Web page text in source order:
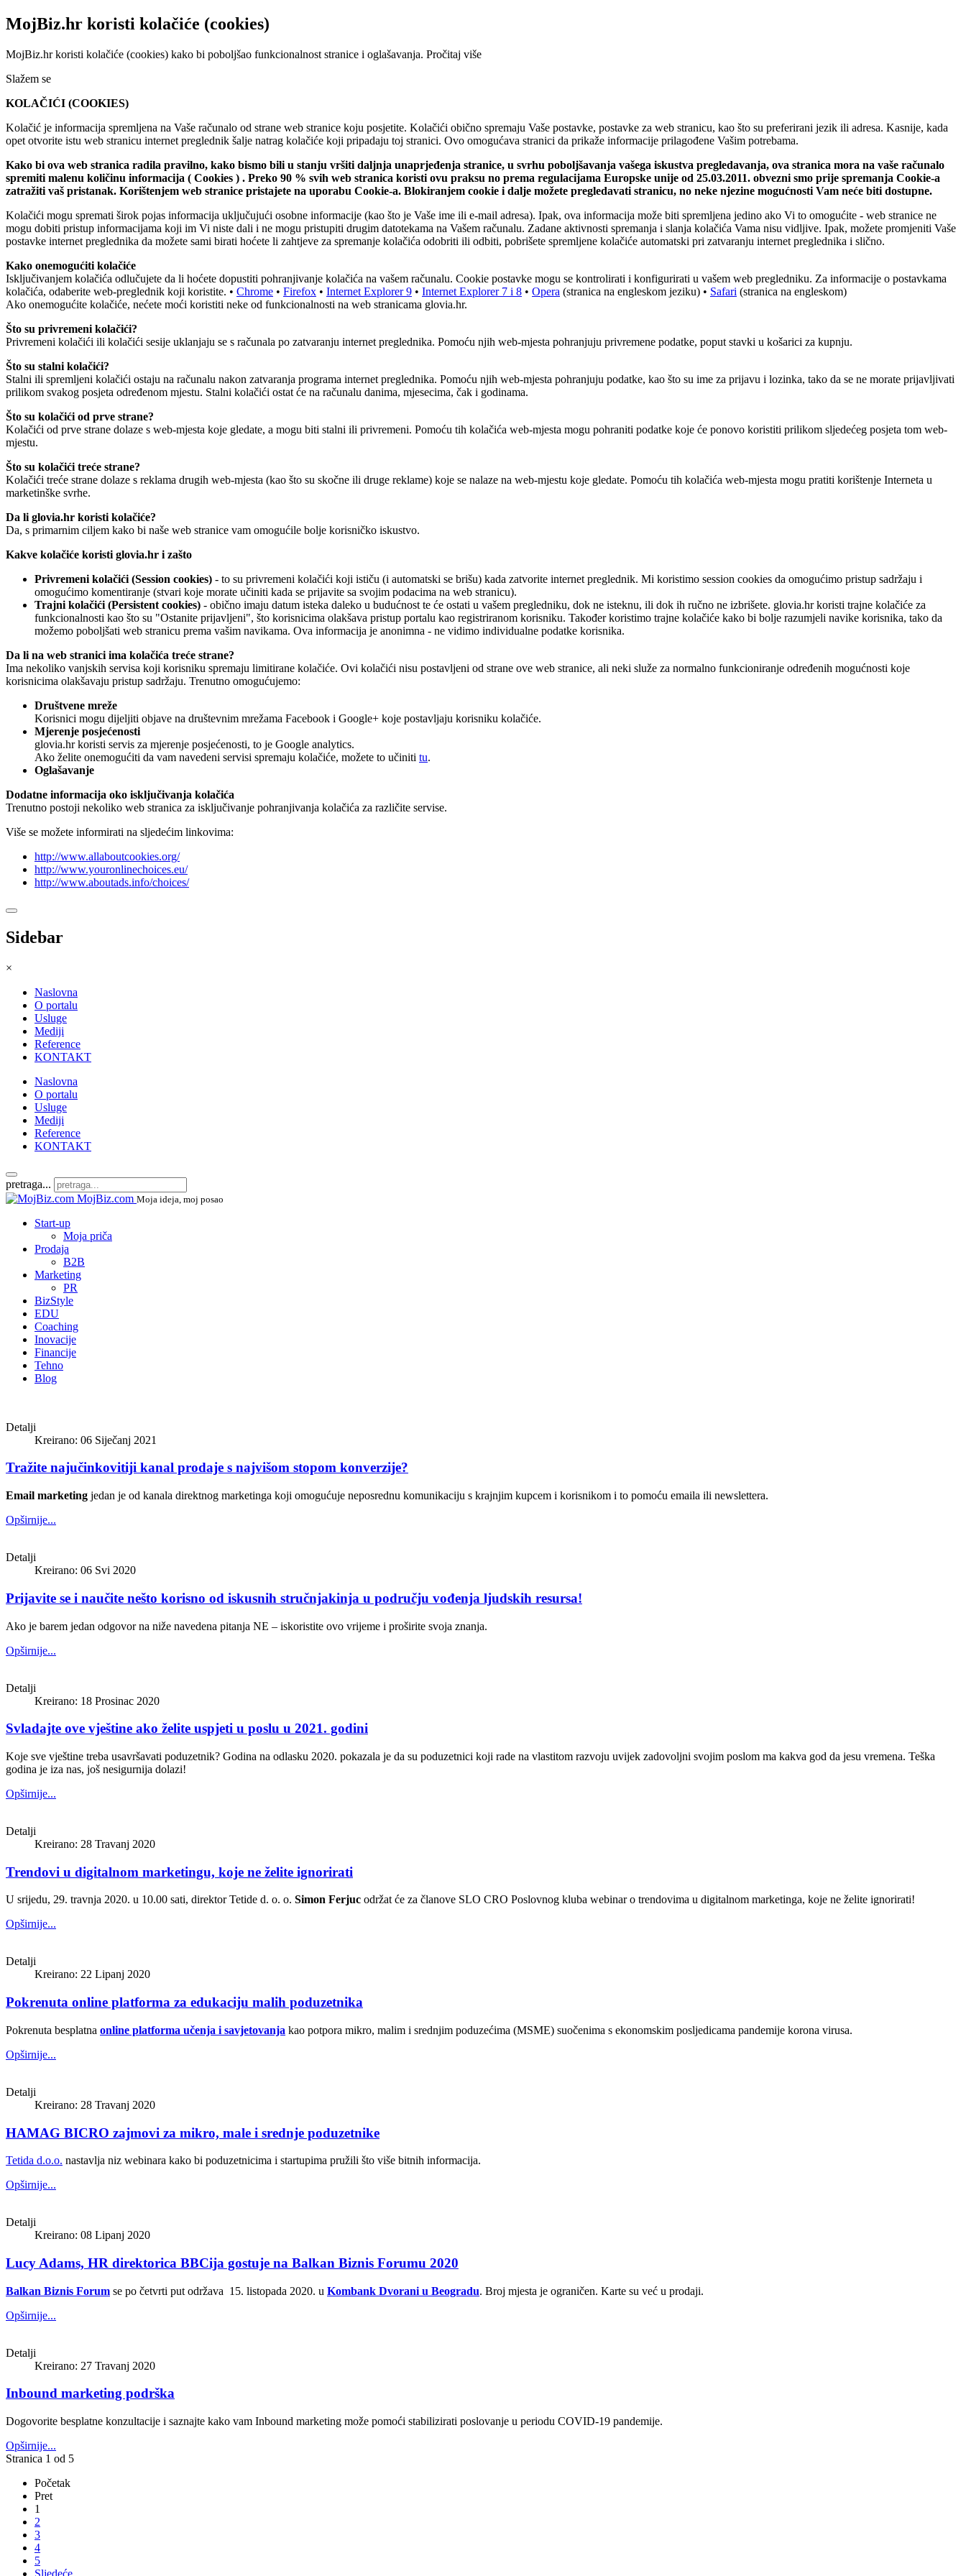
MojBiz.hr koristi kolačiće (cookies)
MojBiz.hr koristi kolačiće (cookies) kako bi poboljšao funkcionalnost stranice i oglašavanja. Pročitaj više
Slažem se
KOLAČIĆI (COOKIES)
Kolačić je informacija spremljena na Vaše računalo od strane web stranice koju posjetite. Kolačići obično spremaju Vaše postavke, postavke za web stranicu, kao što su preferirani jezik ili adresa. Kasnije, kada
opet otvorite istu web stranicu internet preglednik šalje natrag kolačiće koji pripadaju toj stranici. Ovo omogućava stranici da prikaže informacije prilagođene Vašim potrebama.
Kako bi ova web stranica radila pravilno, kako bismo bili u stanju vršiti daljnja unaprjeđenja stranice, u svrhu poboljšavanja vašega iskustva pregledavanja, ova stranica mora na vaše računalo
spremiti malenu količinu informacija ( Cookies ) . Preko 90 % svih web stranica koristi ovu praksu no prema regulacijama Europske unije od 25.03.2011. obvezni smo prije spremanja Cookie-a
zatražiti vaš pristanak. Korištenjem web stranice pristajete na uporabu Cookie-a. Blokiranjem cookie i dalje možete pregledavati stranicu, no neke njezine mogućnosti Vam neće biti dostupne.
Kolačići mogu spremati širok pojas informacija uključujući osobne informacije (kao što je Vaše ime ili e-mail adresa). Ipak, ova informacija može biti spremljena jedino ako Vi to omogućite - web stranice ne
mogu dobiti pristup informacijama koji im Vi niste dali i ne mogu pristupiti drugim datotekama na Vašem računalu. Zadane aktivnosti spremanja i slanja kolačića Vama nisu vidljive. Ipak, možete promjeniti Vaše
postavke internet preglednika da možete sami birati hoćete li zahtjeve za spremanje kolačića odobriti ili odbiti, pobrišete spremljene kolačiće automatski pri zatvaranju internet preglednika i slično.
Kako onemogućiti kolačiće
Isključivanjem kolačića odlučujete da li hoćete dopustiti pohranjivanje kolačića na vašem računalu. Cookie postavke mogu se kontrolirati i konfigurirati u vašem web pregledniku. Za informacije o postavkama
kolačića, odaberite web-preglednik koji koristite. • Chrome • Firefox • Internet Explorer 9 • Internet Explorer 7 i 8 • Opera (stranica na engleskom jeziku) • Safari (stranica na engleskom)
Ako onemogućite kolačiće, nećete moći koristiti neke od funkcionalnosti na web stranicama glovia.hr.
Što su privremeni kolačići?
Privremeni kolačići ili kolačići sesije uklanjaju se s računala po zatvaranju internet preglednika. Pomoću njih web-mjesta pohranjuju privremene podatke, poput stavki u košarici za kupnju.
Što su stalni kolačići?
Stalni ili spremljeni kolačići ostaju na računalu nakon zatvaranja programa internet preglednika. Pomoću njih web-mjesta pohranjuju podatke, kao što su ime za prijavu i lozinka, tako da se ne morate prijavljivati
prilikom svakog posjeta određenom mjestu. Stalni kolačići ostat će na računalu danima, mjesecima, čak i godinama.
Što su kolačići od prve strane?
Kolačići od prve strane dolaze s web-mjesta koje gledate, a mogu biti stalni ili privremeni. Pomoću tih kolačića web-mjesta mogu pohraniti podatke koje će ponovo koristiti prilikom sljedećeg posjeta tom web-
mjestu.
Što su kolačići treće strane?
Kolačići treće strane dolaze s reklama drugih web-mjesta (kao što su skočne ili druge reklame) koje se nalaze na web-mjestu koje gledate. Pomoću tih kolačića web-mjesta mogu pratiti korištenje Interneta u
marketinške svrhe.
Da li glovia.hr koristi kolačiće?
Da, s primarnim ciljem kako bi naše web stranice vam omogućile bolje korisničko iskustvo.
Kakve kolačiće koristi glovia.hr i zašto
Privremeni kolačići (Session cookies) - to su privremeni kolačići koji ističu (i automatski se brišu) kada zatvorite internet preglednik. Mi koristimo session cookies da omogućimo pristup sadržaju i
omogućimo komentiranje (stvari koje morate učiniti kada se prijavite sa svojim podacima na web stranicu).
Trajni kolačići (Persistent cookies) - obično imaju datum isteka daleko u budućnost te će ostati u vašem pregledniku, dok ne isteknu, ili dok ih ručno ne izbrišete. glovia.hr koristi trajne kolačiće za
funkcionalnosti kao što su "Ostanite prijavljeni", što korisnicima olakšava pristup portalu kao registriranom korisniku. Također koristimo trajne kolačiće kako bi bolje razumjeli navike korisnika, tako da
možemo poboljšati web stranicu prema vašim navikama. Ova informacija je anonimna - ne vidimo individualne podatke korisnika.
Da li na web stranici ima kolačića treće strane?
Ima nekoliko vanjskih servisa koji korisniku spremaju limitirane kolačiće. Ovi kolačići nisu postavljeni od strane ove web stranice, ali neki služe za normalno funkcioniranje određenih mogućnosti koje
korisnicima olakšavaju pristup sadržaju. Trenutno omogućujemo:
Društvene mreže
Korisnici mogu dijeljiti objave na društevnim mrežama Facebook i Google+ koje postavljaju korisniku kolačiće.
Mjerenje posjećenosti
glovia.hr koristi servis za mjerenje posjećenosti, to je Google analytics.
Ako želite onemogućiti da vam navedeni servisi spremaju kolačiće, možete to učiniti tu.
Oglašavanje
Dodatne informacija oko isključivanja kolačića
Trenutno postoji nekoliko web stranica za isključivanje pohranjivanja kolačića za različite servise.
Više se možete informirati na sljedećim linkovima:
http://www.allaboutcookies.org/
http://www.youronlinechoices.eu/
http://www.aboutads.info/choices/
Sidebar
×
Naslovna
O portalu
Usluge
Mediji
Reference
KONTAKT
Naslovna
O portalu
Usluge
Mediji
Reference
KONTAKT
pretraga...
MojBiz.com Moja ideja, moj posao
Start-up
Moja priča
Prodaja
B2B
Marketing
PR
BizStyle
EDU
Coaching
Inovacije
Financije
Tehno
Blog
Detalji
Kreirano: 06 Siječanj 2021
Tražite najučinkovitiji kanal prodaje s najvišom stopom konverzije?
Email marketing jedan je od kanala direktnog marketinga koji omogućuje neposrednu komunikaciju s krajnjim kupcem i korisnikom i to pomoću emaila ili newslettera.
Opširnije...
Detalji
Kreirano: 06 Svi 2020
Prijavite se i naučite nešto korisno od iskusnih stručnjakinja u području vođenja ljudskih resursa!
Ako je barem jedan odgovor na niže navedena pitanja NE – iskoristite ovo vrijeme i proširite svoja znanja.
Opširnije...
Detalji
Kreirano: 18 Prosinac 2020
Svladajte ove vještine ako želite uspjeti u poslu u 2021. godini
Koje sve vještine treba usavršavati poduzetnik? Godina na odlasku 2020. pokazala je da su poduzetnici koji rade na vlastitom razvoju uvijek zadovoljni svojim poslom ma kakva god da jesu vremena. Teška
godina je iza nas, još nesigurnija dolazi!
Opširnije...
Detalji
Kreirano: 28 Travanj 2020
Trendovi u digitalnom marketingu, koje ne želite ignorirati
U srijedu, 29. travnja 2020. u 10.00 sati, direktor Tetide d. o. o. Simon Ferjuc održat će za članove SLO CRO Poslovnog kluba webinar o trendovima u digitalnom marketinga, koje ne želite ignorirati!
Opširnije...
Detalji
Kreirano: 22 Lipanj 2020
Pokrenuta online platforma za edukaciju malih poduzetnika
Pokrenuta besplatna online platforma učenja i savjetovanja kao potpora mikro, malim i srednjim poduzećima (MSME) suočenima s ekonomskim posljedicama pandemije korona virusa.
Opširnije...
Detalji
Kreirano: 28 Travanj 2020
HAMAG BICRO zajmovi za mikro, male i srednje poduzetnike
Tetida d.o.o. nastavlja niz webinara kako bi poduzetnicima i startupima pružili što više bitnih informacija.
Opširnije...
Detalji
Kreirano: 08 Lipanj 2020
Lucy Adams, HR direktorica BBCija gostuje na Balkan Biznis Forumu 2020
Balkan Biznis Forum se po četvrti put održava 15. listopada 2020. u Kombank Dvorani u Beogradu. Broj mjesta je ograničen. Karte su već u prodaji.
Opširnije...
Detalji
Kreirano: 27 Travanj 2020
Inbound marketing podrška
Dogovorite besplatne konzultacije i saznajte kako vam Inbound marketing može pomoći stabilizirati poslovanje u periodu COVID-19 pandemije.
Opširnije...
Stranica 1 od 5
Početak
Pret
1
2
3
4
5